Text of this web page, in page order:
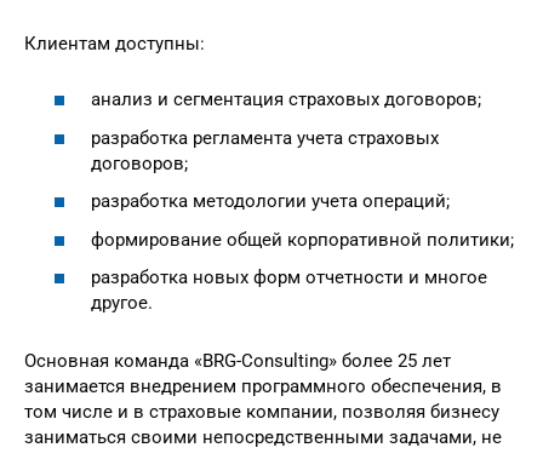
Клиентам доступны:
анализ и сегментация страховых договоров;
разработка регламента учета страховых
договоров;
разработка методологии учета операций;
формирование общей корпоративной политики;
разработка новых форм отчетности и многое
другое.
Основная команда «BRG-Consulting» более 25 лет
занимается внедрением программного обеспечения, в
том числе и в страховые компании, позволяя бизнесу
заниматься своими непосредственными задачами, не